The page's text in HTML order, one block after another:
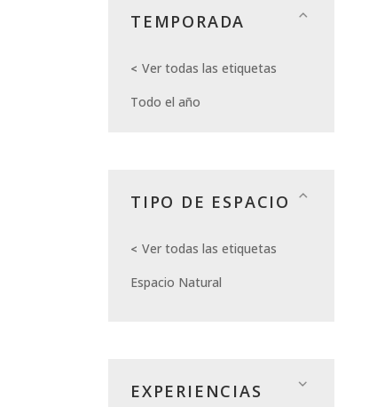
TEMPORADA
Ver todas las etiquetas
Todo el año
TIPO DE ESPACIO
Ver todas las etiquetas
Espacio Natural
EXPERIENCIAS